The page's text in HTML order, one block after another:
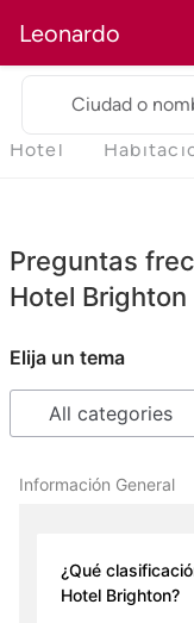
Leonardo
Ciudad o
Hotel
Preguntas
Hotel Brighton
Elija un tema
Información General
¿Qué
Hotel Brighton?